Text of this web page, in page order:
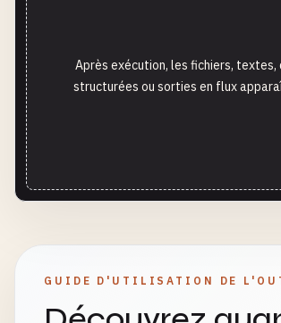
Après exécution, les fichiers, textes,
structurées ou sorties en flux
GUIDE D'UTILISATION DE